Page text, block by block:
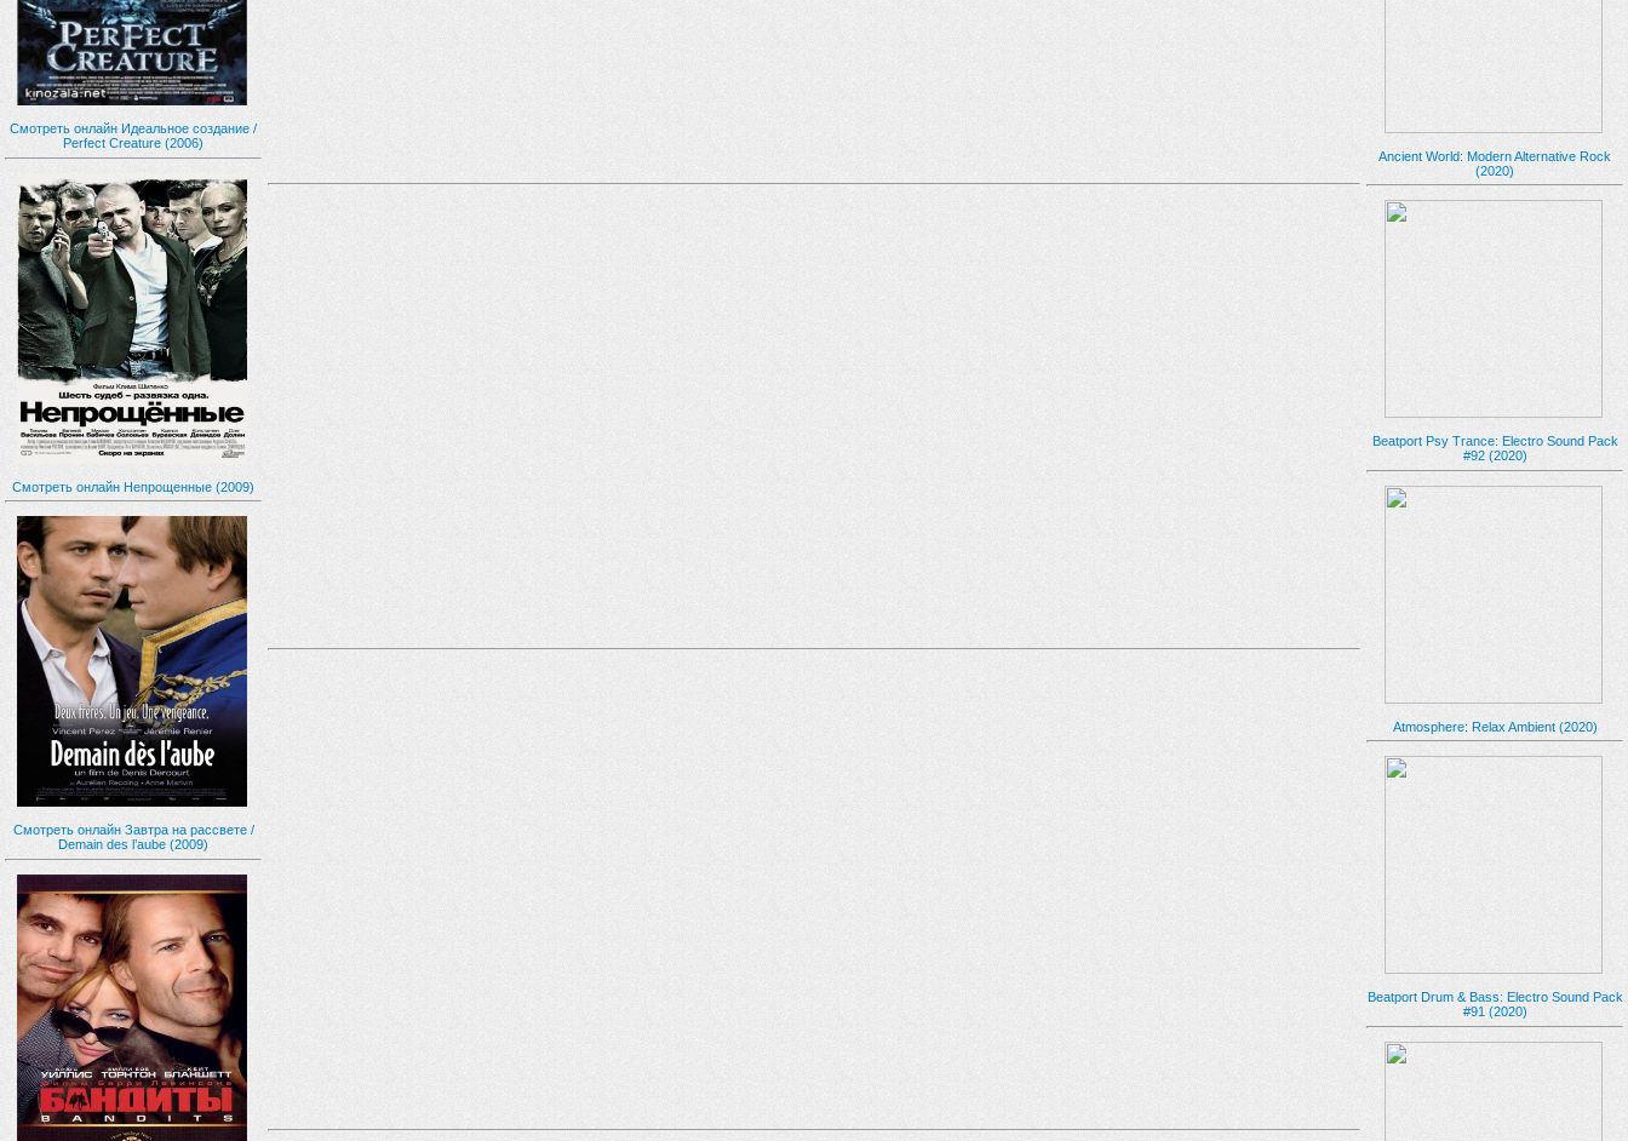
Смотреть онлайн Идеальное создание /
Perfect Creature (2006)
Смотреть онлайн Непрощенные (2009)
Смотреть онлайн Завтра на рассвете /
Demain des l’aube (2009)
Ancient World: Modern Alternative Rock
(2020)
Beatport Psy Trance: Electro Sound Pack
#92 (2020)
Atmosphere: Relax Ambient (2020)
Beatport Drum & Bass: Electro Sound Pack
#91 (2020)